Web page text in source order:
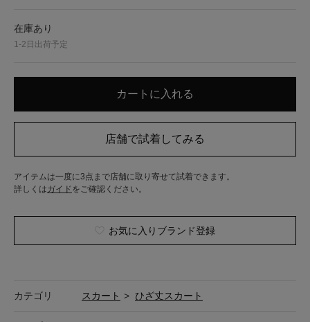
在庫あり
1-2日出荷予定
アイテムは一度に3点まで店舗に取り寄せて試着できます。
詳しくはガイド をご確認ください。
お気に入りブランド登録
カテゴリ スカート > ひざ丈スカート